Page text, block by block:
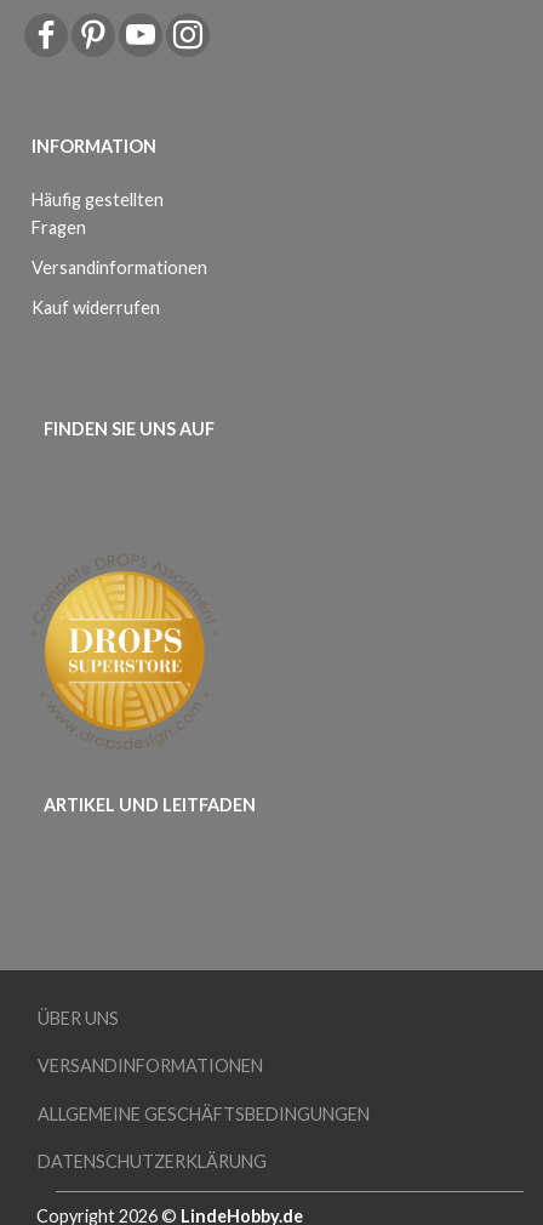
INFORMATION
Häufig gestellten
Fragen
Versandinformationen
Kauf widerrufen
FINDEN SIE UNS AUF
ARTIKEL UND LEITFADEN
ÜBER UNS
VERSANDINFORMATIONEN
ALLGEMEINE GESCHÄFTSBEDINGUNGEN
DATENSCHUTZERKLÄRUNG
Copyright 2026 © LindeHobby.de